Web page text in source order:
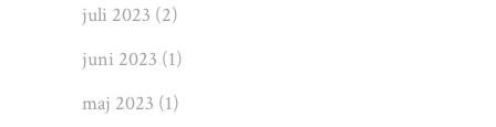
juli 2023 (2)
juni 2023 (1)
maj 2023 (1)